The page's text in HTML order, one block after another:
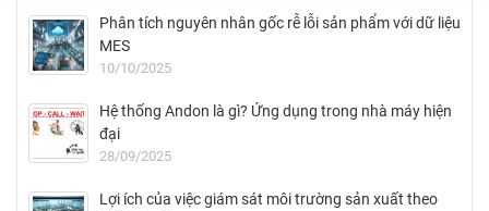
Phân tích nguyên nhân gốc rễ lỗi sản phẩm với dữ liệu
MES
10/10/2025
Hệ thống Andon là gì? Ứng dụng trong nhà máy hiện
đại
28/09/2025
Lợi ích của việc giám sát môi trường sản xuất theo